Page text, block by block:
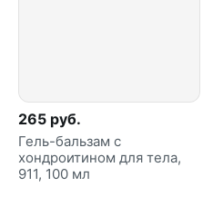
265 руб.
Гель-бальзам с
хондроитином для тела,
911, 100 мл